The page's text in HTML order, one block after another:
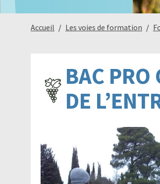
Accueil Les voies de formation
BAC PRO
DE